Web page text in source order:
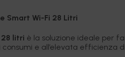
Smart Wi-Fi 28 Litri
28 litri è la soluzione ideale per
e all’elevata efficienza